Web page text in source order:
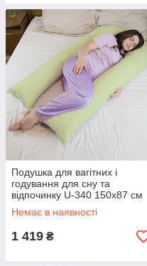
Подушка для вагітних і
годування для сну та
відпочинку U-340 150х87 см
Салатова
Немає в наявності
1 419 ₴